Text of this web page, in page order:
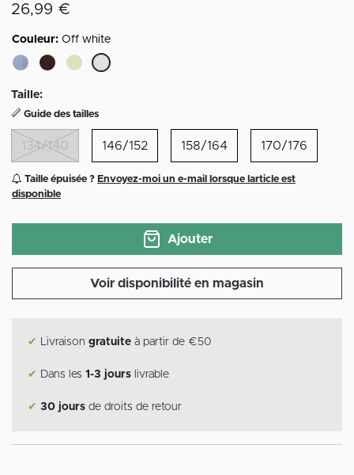
26,99 €
Couleur: Off white
Taille:
Guide des tailles
134/140 146/152 158/164 170/176
Taille épuisée ? Envoyez-moi un e-mail lorsque larticle est
disponible
Ajouter
Voir disponibilité en magasin
✔ Livraison gratuite à partir de €50
✔ Dans les 1-3 jours livrable
✔ 30 jours de droits de retour